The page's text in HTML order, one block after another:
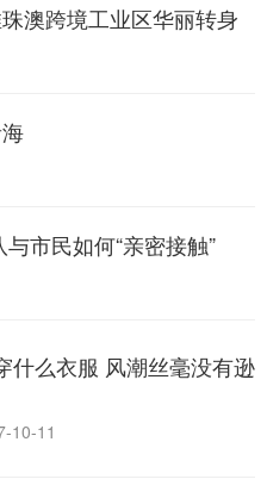
澳跨境工业区华丽转身
市民如何“亲密接触”
什么衣服 风潮丝毫没有逊
10-11